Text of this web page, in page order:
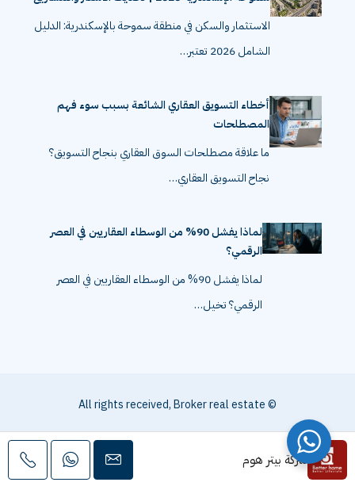
شركة بيتر هوم
سموحة الإسكندرية 2026 | تحديث الأسعار والمشاريع
الاستثمار والسكن في منطقة سموحة بالإسكندرية: الدليل
الشامل 2026 تعتبر…
أخطاء التسويق العقاري الشائعة بسبب سوء فهم
المصطلحات
ما علاقة مصطلحات السوق العقاري بنجاح التسويق؟
نجاح التسويق العقاري…
لماذا يفشل 90% من الوسطاء العقاريين في العصر
الرقمي؟
لماذا يفشل 90% من الوسطاء العقاريين في العصر
الرقمي؟ تخيل…